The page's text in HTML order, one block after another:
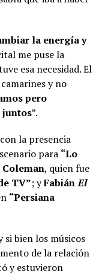
la energía y
me puse la
esa necesidad. El
y no
pero
juntos”.
la presencia
para “Lo
, quien fue
TV”; yFabiánEl
“Persiana
si bien los músicos
de la relación
y estuvieron